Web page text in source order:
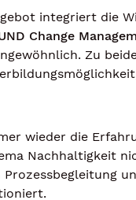
integriert die
Change
Zu
wieder die
Nachhaltigkeit